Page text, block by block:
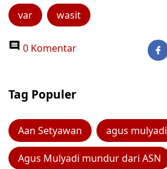
var wasit
0 Komentar
Tag Populer
Aan Setyawan agus mulyadi
Agus Mulyadi mundur dari ASN